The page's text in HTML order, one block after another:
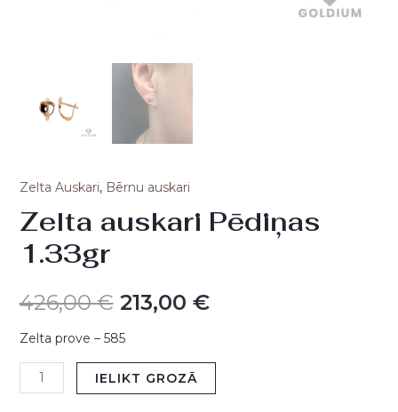
Zelta Auskari, Bērnu auskari
Zelta auskari Pēdiņas
1.33gr
426,00€ 213,00 €
Zelta prove – 585
IELIKT GROZĀ